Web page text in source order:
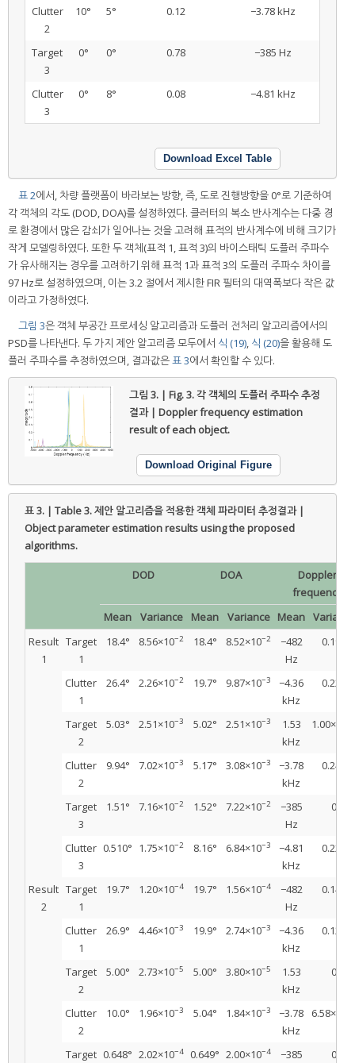
Clutter
2
10° 5° 0.12 −3.78 kHz
Target
3
0° 0° 0.78 −385 Hz
Clutter
3
0° 8° 0.08 −4.81 kHz
Download Excel Table
표 2에서, 차량 플랫폼이 바라보는 방향, 즉, 도로 진행방향을 0°로 기준하여
각 객체의 각도 (DOD, DOA)를 설정하였다. 클러터의 복소 반사계수는 다중 경
로 환경에서 많은 감쇠가 일어나는 것을 고려해 표적의 반사계수에 비해 크기가
작게 모델링하였다. 또한 두 객체(표적 1, 표적 3)의 바이스태틱 도플러 주파수
가 유사해지는 경우를 고려하기 위해 표적 1과 표적 3의 도플러 주파수 차이를
97 Hz로 설정하였으며, 이는 3.2 절에서 제시한 FIR 필터의 대역폭보다 작은 값
이라고 가정하였다.
그림 3은 객체 부공간 프로세싱 알고리즘과 도플러 전처리 알고리즘에서의
PSD를 나타낸다. 두 가지 제안 알고리즘 모두에서 식 (19), 식 (20)을 활용해 도
플러 주파수를 추정하였으며, 결과값은표 3에서 확인할 수 있다.
그림 3. | Fig. 3.각 객체의 도플러 주파수 추정
결과 | Doppler frequency estimation
result of each object.
Download Original Figure
표 3. | Table 3.제안 알고리즘을 적용한 객체 파라미터 추정결과 |
Object parameter estimation results using the proposed
algorithms.
DOD DOA
Doppler
frequency
Mean
Variance Mean Variance Mean Variance
Result
1
Target
1
18.4° 8.56×10−2 18.4° 8.52×10−2
−482
Hz
0.194
Clutter
1
26.4° 2.26×10−2 19.7° 9.87×10−3
−4.36
kHz
0.220
Target
2
5.03° 2.51×10−3 5.02° 2.51×10−3
1.53
kHz
1.00×10
Clutter
2
9.94° 7.02×10−3 5.17° 3.08×10−3
−3.78
kHz
0.242
Target
3
1.51° 7.16×10−2 1.52° 7.22×10−2
−385
Hz
0
Clutter
3
0.510° 1.75×10−2 8.16° 6.84×10−3
−4.81
kHz
0.222
Result
2
Target
1
19.7° 1.20×10−4 19.7° 1.56×10−4
−482
Hz
0.149
Clutter
1
26.9° 4.46×10−3 19.9° 2.74×10−3
−4.36
kHz
0.122
Target
2
5.00° 2.73×10−5 5.00° 3.80×10−5
1.53
kHz
0
Clutter
2
10.0° 1.96×10−3 5.04° 1.84×10−3
−3.78
kHz
6.58×10
Target 0.648° 2.02×10−4 0.649° 2.00×10−4
−385
0